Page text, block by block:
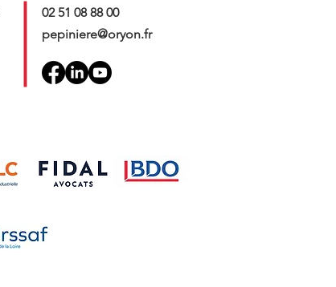
02 51 08 88 00
pepiniere@oryon.fr